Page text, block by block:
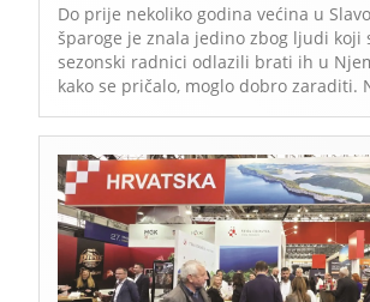
Do prije nekoliko godina većina u
šparoge je znala jedino zbog ljudi koji
sezonski radnici odlazili brati ih u
kako se pričalo, moglo dobro zaraditi.